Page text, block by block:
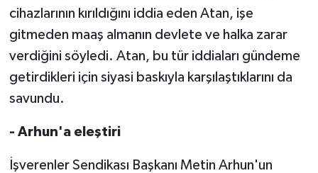
cihazlarının kırıldığını iddia eden Atan, işe
gitmeden maaş almanın devlete ve halka zarar
verdiğini söyledi. Atan, bu tür iddiaları gündeme
getirdikleri için siyasi baskıyla karşılaştıklarını da
savundu.
- Arhun'a eleştiri
İşverenler Sendikası Başkanı Metin Arhun'un